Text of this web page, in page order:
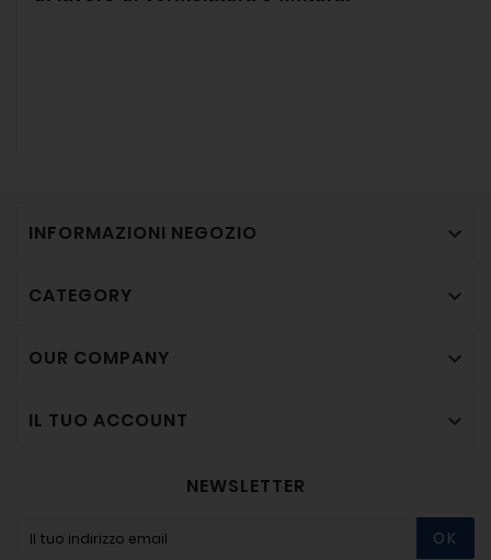
INFORMAZIONI NEGOZIO 
CATEGORY 
OUR COMPANY 
IL TUO ACCOUNT 
NEWSLETTER
OK